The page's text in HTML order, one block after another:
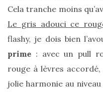
tendance
l’été
23/05/2026
Cela tranche moins
Le gris adouci ce
flashy, je dois bien
prime : avec un pull
rouge à lèvres
jolie harmonie au